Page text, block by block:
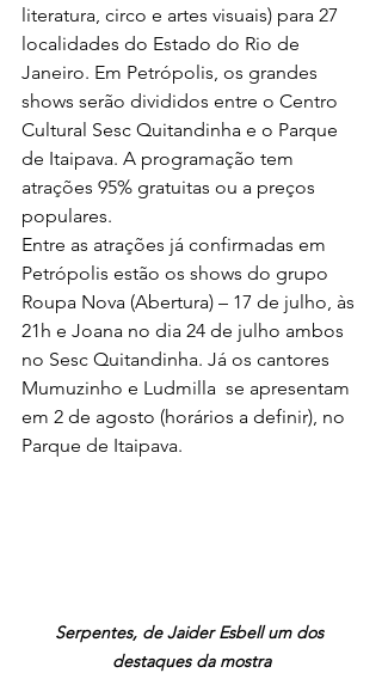
literatura, circo e artes visuais) para 27
localidades do Estado do Rio de
Janeiro. Em Petrópolis, os grandes
shows serão divididos entre o Centro
Cultural Sesc Quitandinha e o Parque
de Itaipava. A programação tem
atrações 95% gratuitas ou a preços
populares.
Entre as atrações já confirmadas em
Petrópolis estão os shows do grupo
Roupa Nova (Abertura) – 17 de julho, às
21h e Joana no dia 24 de julho ambos
no Sesc Quitandinha. Já os cantores
Mumuzinho e Ludmilla  se apresentam
em 2 de agosto (horários a definir), no
Parque de Itaipava.
Serpentes, de Jaider Esbell um dos
destaques da mostra